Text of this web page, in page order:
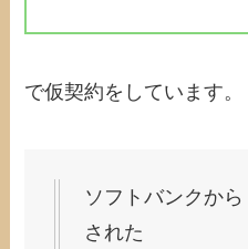
で仮契約をしています。
ソフトバンクか
された